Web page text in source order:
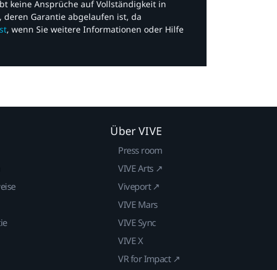
keine Ansprüche auf Vollständigkeit in
Garantie abgelaufen ist, da
, wenn Sie weitere Informationen oder Hilfe
Über VIVE
Press room
VIVE Arts ↗
Viveport ↗
VIVE Mars
VIVE Sync
VIVE X
VR for Impact ↗